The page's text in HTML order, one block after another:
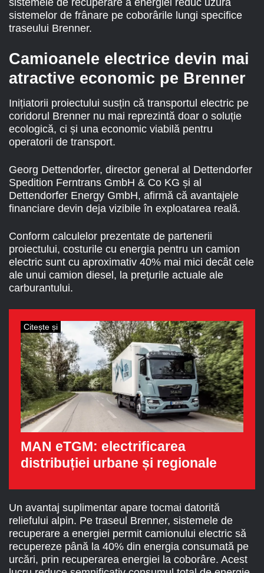
sistemele de recuperare a energiei reduc uzura
sistemelor de frânare pe coborârile lungi specifice
traseului Brenner.
Camioanele electrice devin mai
atractive economic pe Brenner
Inițiatorii proiectului susțin că transportul electric pe
coridorul Brenner nu mai reprezintă doar o soluție
ecologică, ci și una economic viabilă pentru
operatorii de transport.
Georg Dettendorfer, director general al Dettendorfer
Spedition Ferntrans GmbH & Co KG și al
Dettendorfer Energy GmbH, afirmă că avantajele
financiare devin deja vizibile în exploatarea reală.
Conform calculelor prezentate de partenerii
proiectului, costurile cu energia pentru un camion
electric sunt cu aproximativ 40% mai mici decât cele
ale unui camion diesel, la prețurile actuale ale
carburantului.
Citește și
MAN eTGM: electrificarea
distribuției urbane și regionale
Un avantaj suplimentar apare tocmai datorită
reliefului alpin. Pe traseul Brenner, sistemele de
recuperare a energiei permit camionului electric să
recupereze până la 40% din energia consumată pe
urcări, prin recuperarea energiei la coborâre. Acest